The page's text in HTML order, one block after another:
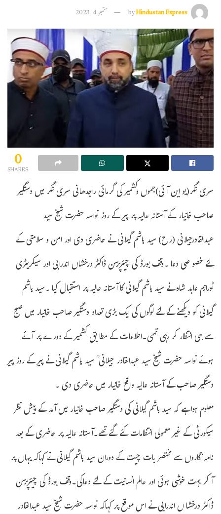
byHindustan Express ستمبر 4, 2023
0
SHARES
سری نگر(یو این آئی)جموں وکشمیر کی گرمائی راجدھانی سری نگر میں دستگیر
صاحب خانیار کے آستانہ عالیہ پر پیر کے روز نواسہ حضرت شیخ سید
عبدالقادرجیلانی (رح) سید ہاشم گیلانی نے حاضری دی اور امن و سلامتی کے
لئے خصو صی دعا ۔وقف بورڈ کی چیئرپرسن ڈاکٹر درخشاں اندرابی اور سیکریٹری
ٹورازم عابد شاہ نے سید ہاشم گیلانی کا آستانہ عالیہ پر استقبال کیا ۔سید ہاشم
گیلانی کو دیکھنے کے لئے لوگوں کی ایک بڑی تعداد دستگیر صاحب خانیار میں صبح
سے ہی انتظار کر رہی تھی۔اطلاعات کے مطا بق کشمیر کے دورے پر آئے
ہوئے نواسہ حضرت شیخ سید عبدالقادر جیلانی ؒ سید ہاشم گیلانی نے پیر کے روز پیر
دستگیر صاحب کے آستانہ عالیہ واقع خانیار میں حاضری دی ۔
معلوم ہوا ہے کہ سید ہاشم گیلانی کی دستگیر صاحب خانیار میں آمد کے پیش نظر
سیکورٹی کے غیر معمولی انتظامات کئے گئے تھے۔آستانہ عالیہ پر حاضری کے بعد
نامہ نگاروں سے مختصر بات چیت کے دوران سید ہاشم گیلانی نے کہاکہ یہاں پر
آکر بہت خوشی ہوئی اور عالم انسانیت کے لئے دعاکی۔وقف بورڈ کی چیئرپرسن
ڈاکٹر درخشا ں اندرابی نے اس موقع پر کہاکہ نواسہ حضرت شیخ سید عبدالقادر